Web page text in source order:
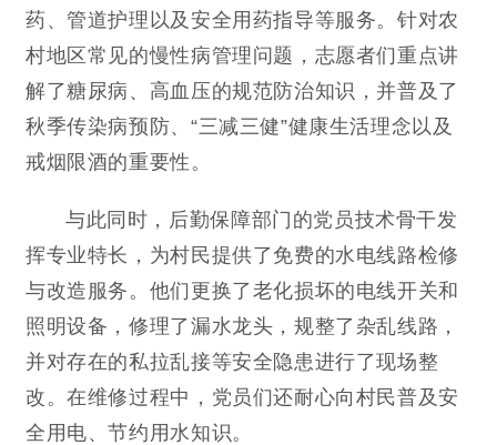
药、管道护理以及安全用药指导等服务。针对农
村地区常见的慢性病管理问题，志愿者们重点讲
解了糖尿病、高血压的规范防治知识，并普及了
秋季传染病预防、“三减三健”健康生活理念以及
戒烟限酒的重要性。
与此同时，后勤保障部门的党员技术骨干发
挥专业特长，为村民提供了免费的水电线路检修
与改造服务。他们更换了老化损坏的电线开关和
照明设备，修理了漏水龙头，规整了杂乱线路，
并对存在的私拉乱接等安全隐患进行了现场整
改。在维修过程中，党员们还耐心向村民普及安
全用电、节约用水知识。